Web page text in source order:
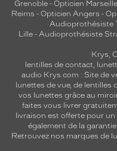
Grenoble - Opticien Marseille
Reims - Opticien Angers -
Audioprothésiste
Lille- Audioprothésiste
Krys,
lentilles de contact
audio Krys.com : Site de
lunettes de vue, de lentilles
vos lunettes grâce au
faites vous livrer
livraison est offerte pour
également de la
Retrouvez nos marques de